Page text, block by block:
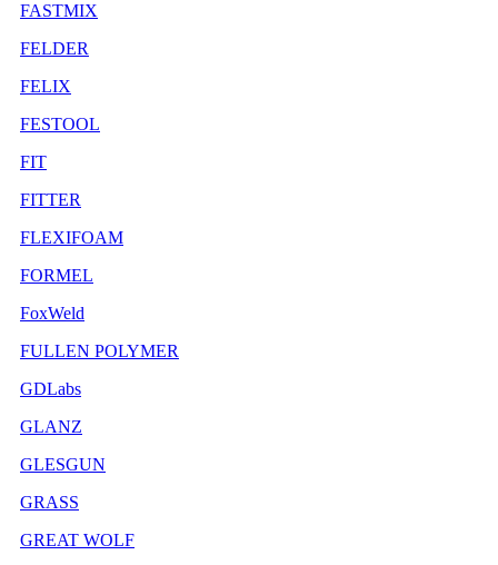
FASTMIX
FELDER
FELIX
FESTOOL
FIT
FITTER
FLEXIFOAM
FORMEL
FoxWeld
FULLEN POLYMER
GDLabs
GLANZ
GLESGUN
GRASS
GREAT WOLF